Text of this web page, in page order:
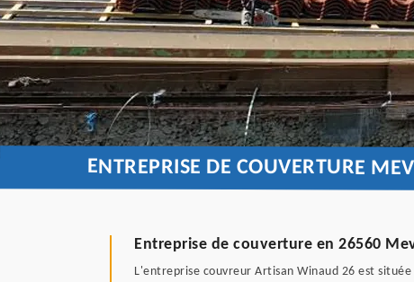
ENTREPRISE DE COUVERTURE
Entreprise de couverture en 26560
L'entreprise couvreur Artisan Winaud 26 est